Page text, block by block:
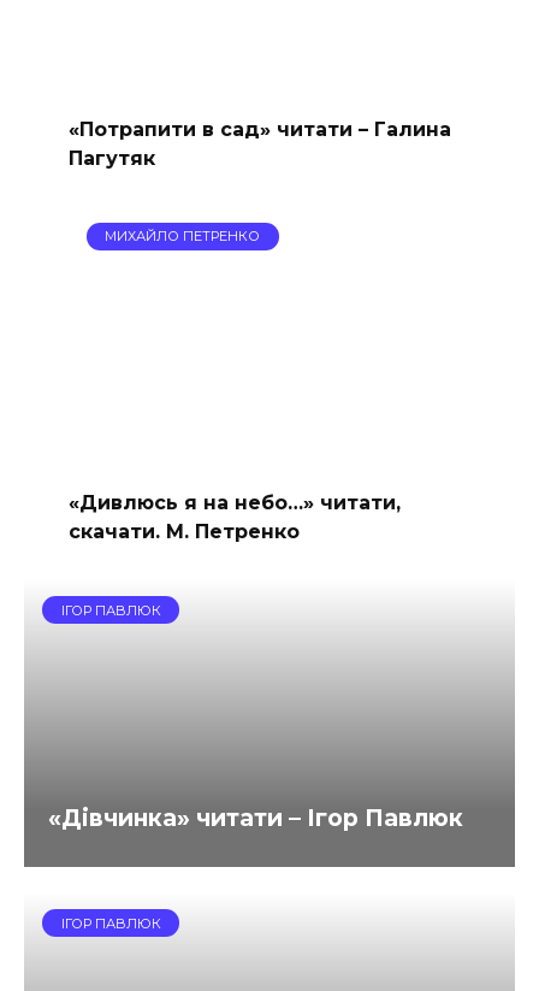
«Потрапити в сад» читати – Галина
Пагутяк
МИХАЙЛО ПЕТРЕНКО
«Дивлюсь я на небо…» читати,
скачати. М. Петренко
ІГОР ПАВЛЮК
«Дівчинка» читати – Ігор Павлюк
ІГОР ПАВЛЮК